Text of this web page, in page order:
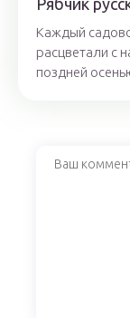
Рябчик
Каждый
расцветали с
поздней